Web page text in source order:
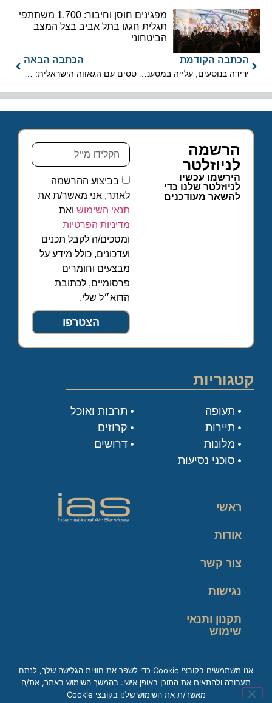
מפגינים חוסן וחיבור: 1,700 משתתפי
תגלית חגגו בתל אביב בצל המצב
הביטחוני
הכתבה הקודמת הכתבה הבאה
הרשמה
לניוזלטר
הירשמו עכשיו
לניוזלטר שלנו כדי
להשאר מעודכנים
בביצוע ההרשמה
לאתר, אני מאשר/ת את
תנאי השימוש ואת
מדיניות הפרטיות
ומסכים/ה לקבל תכנים
ועדכונים, כולל מידע על
מבצעים וחומרים
פרסומיים, לכתובת
הדוא״ל שלי.
הצטרפו
קטגוריות
תעופה
תיירות
מלונות
סוכני נסיעות
תרבות ואוכל
קרוזים
דרושים
ראשי
אודות
צור קשר
נגישות
תקנון ותנאי
שימוש
זכות עיון במידע
אנו משתמשים בקובצי Cookie כדי לשפר את חוויית הגלישה שלך, לנתח
תעבורה ולהתאים את התוכן באופן אישי. בהמשך השימוש באתר, את/ה
מאשר/ת את השימוש שלנו בקובצי Cookie